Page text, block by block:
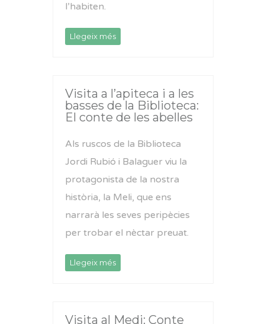
l’habiten.
Llegeix més
Visita a l’apiteca i a les
basses de la Biblioteca:
El conte de les abelles
Als ruscos de la Biblioteca
Jordi Rubió i Balaguer viu la
protagonista de la nostra
història, la Meli, que ens
narrarà les seves peripècies
per trobar el nèctar preuat.
Llegeix més
Visita al Medi: Conte